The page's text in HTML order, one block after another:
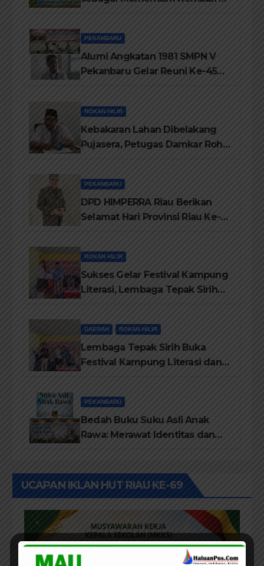
PEKANBARU
Alumi Angkatan 1981 SMPN V
Pekanbaru Gelar Reuni Ke-45
ROKAN HILIR
Kebakaran Lahan Dibelakang
Pujasera, Petugas Damkar Rohil
PEKANBARU
DPD HIMPERRA Riau Berikan
Selamat Hari Provinsi Riau Ke-
ROKAN HILIR
Sukses Gelar Festival Kampung
Literasi, Lembaga Tepak Sirih
DAERAH ROKAN HILIR
Lembaga Tepak Sirih Buka
Festival Kampung Literasi dan
PEKANBARU
Bedah Buku Suku Asli Anak
Rawa: Merawat Identitas dan
UCAPAN IKLAN HUT RIAU KE-69